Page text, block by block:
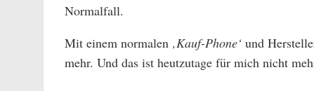
Normalfall.
Mit einem normalen ‚Kauf-Phone‘ und
mehr. Und das ist heutzutage für mich nicht